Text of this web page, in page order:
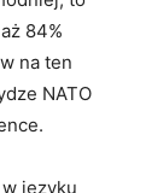
84%
na ten
NATO
języku